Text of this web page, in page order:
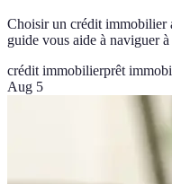
Choisir un crédit immobilier
guide vous aide à naviguer
crédit immobilierprêt
Aug 5